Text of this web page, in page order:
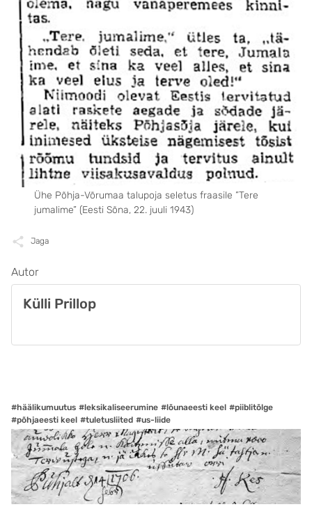
Ühe Põhja-Võrumaa talupoja seletus fraasile ”Tere
jumalime” (Eesti Sõna, 22. juuli 1943)
Jaga
Autor
Külli Prillop
#häälikumuutus #leksikaliseerumine #lõunaeesti keel #piiblitõlge
#põhjaeesti keel #tuletusliited #us-liide